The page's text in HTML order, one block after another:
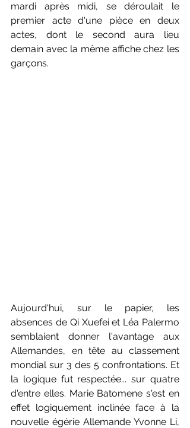
mardi après midi, se déroulait le
premier acte d'une pièce en deux
actes, dont le second aura lieu
demain avec la même affiche chez les
garçons.
Aujourd'hui, sur le papier, les
absences de Qi Xuefei et Léa Palermo
semblaient donner l'avantage aux
Allemandes, en tête au classement
mondial sur 3 des 5 confrontations. Et
la logique fut respectée... sur quatre
d'entre elles. Marie Batomene s'est en
effet logiquement inclinée face à la
nouvelle égérie Allemande Yvonne Li,